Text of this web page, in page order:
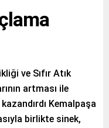
ve Sıfır Atık
artması ile
Kemalpaşa
birlikte sinek,